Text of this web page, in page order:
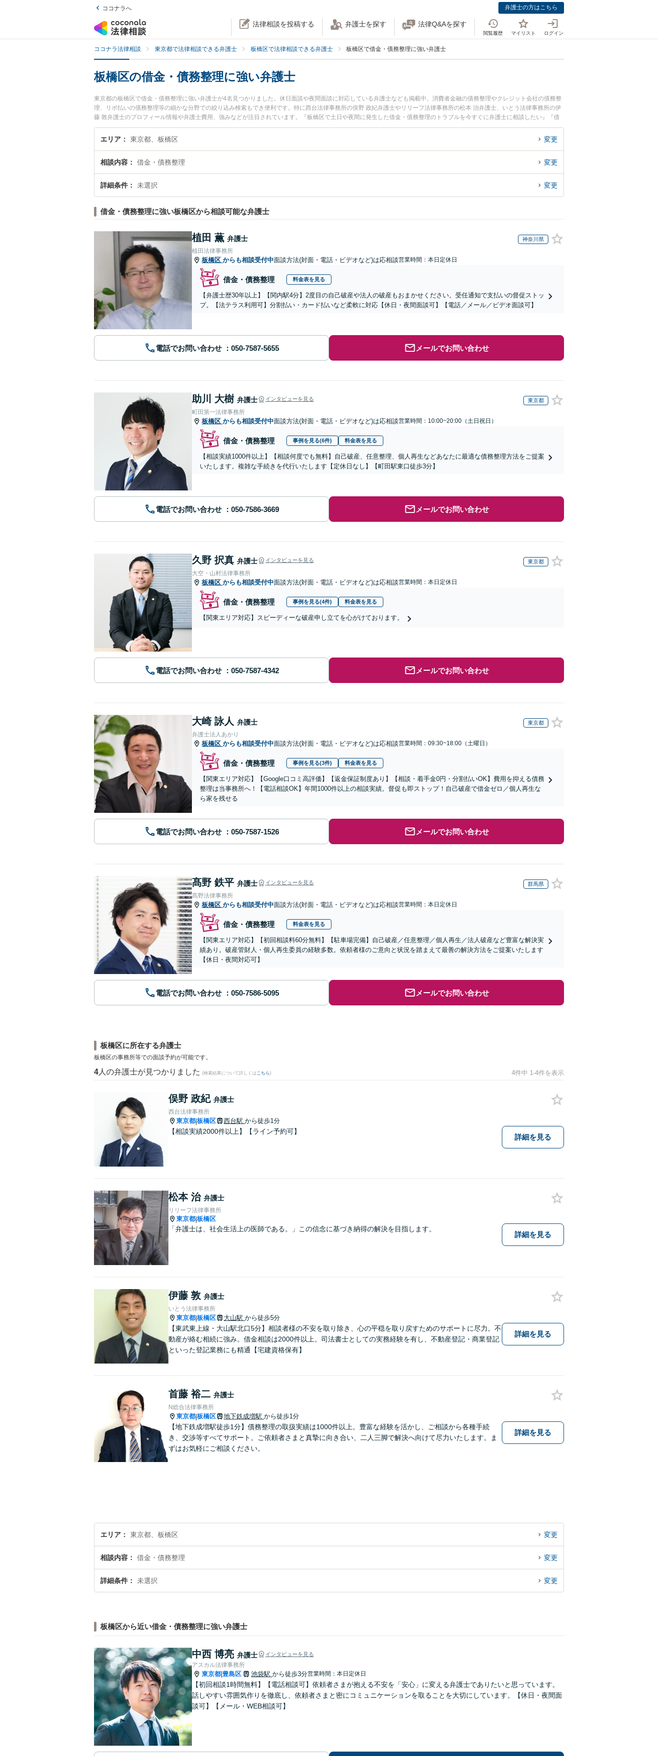
ココナラへ 弁護士の方はこちら
法律相談を投稿する 弁護士を探す 法律Q&Aを探す
閲覧履歴 マイリスト ログイン
ココナラ法律相談 東京都で法律相談できる弁護士 板橋区で法律相談できる弁護士 板橋区で借金・債務整理に強い弁護士
板橋区の借金・債務整理に強い弁護士
東京都の板橋区で借金・債務整理に強い弁護士が4名見つかりました。休日面談や夜間面談に対応している弁護士なども掲載中。消費者金融の債務整理やクレジット会社の債務整
理、リボ払いの債務整理等の細かな分野での絞り込み検索もでき便利です。特に西台法律事務所の俣野 政紀弁護士やリリーフ法律事務所の松本 治弁護士、いとう法律事務所の伊
藤 敦弁護士のプロフィール情報や弁護士費用、強みなどが注目されています。『板橋区で土日や夜間に発生した借金・債務整理のトラブルを今すぐに弁護士に相談したい』『借
金・債務整理のトラブル解決の実績豊富な近くの弁護士を検索したい』『初回相談無料で借金・債務整理を法律相談できる板橋区内の弁護士に相談予約したい』などでお困りの相
談者さんにおすすめです。
エリア 東京都、板橋区 変更
相談内容 借金・債務整理 変更
詳細条件 未選択 変更
借金・債務整理に強い板橋区から相談可能な弁護士
植田 薫 弁護士 神奈川県
植田法律事務所
板橋区 からも相談受付中面談方法(対面・電話・ビデオなど)は応相談営業時間：本日定休日
借金・債務整理 料金表を見る
【弁護士歴30年以上】【関内駅4分】2度目の自己破産や法人の破産もおまかせください。受任通知で支払いの督促ストッ
プ。【法テラス利用可】分割払い・カード払いなど柔軟に対応【休日・夜間面談可】【電話／メール／ビデオ面談可】
電話でお問い合わせ メールでお問い合わせ
助川 大樹 弁護士 インタビューを見る 東京都
町田第一法律事務所
板橋区 からも相談受付中面談方法(対面・電話・ビデオなど)は応相談営業時間：10:00~20:00（土日祝日）
借金・債務整理 事例を見る(6件) 料金表を見る
【相談実績1000件以上】【相談何度でも無料】自己破産、任意整理、個人再生などあなたに最適な債務整理方法をご提案
いたします。複雑な手続きを代行いたします【定休日なし】【町田駅東口徒歩3分】
電話でお問い合わせ メールでお問い合わせ
久野 択真 弁護士 インタビューを見る 東京都
大空・山村法律事務所
板橋区 からも相談受付中面談方法(対面・電話・ビデオなど)は応相談営業時間：本日定休日
借金・債務整理 事例を見る(4件) 料金表を見る
【関東エリア対応】スピーディーな破産申し立てを心がけております。
電話でお問い合わせ メールでお問い合わせ
大崎 詠人 弁護士 東京都
弁護士法人あかり
板橋区 からも相談受付中面談方法(対面・電話・ビデオなど)は応相談営業時間：09:30~18:00（土曜日）
借金・債務整理 事例を見る(3件) 料金表を見る
【関東エリア対応】【Google口コミ高評価】【返金保証制度あり】【相談・着手金0円・分割払いOK】費用を抑える債務
整理は当事務所へ！【電話相談OK】年間1000件以上の相談実績。督促も即ストップ！自己破産で借金ゼロ／個人再生な
ら家を残せる
電話でお問い合わせ メールでお問い合わせ
髙野 鉄平 弁護士 インタビューを見る 群馬県
髙野法律事務所
板橋区 からも相談受付中面談方法(対面・電話・ビデオなど)は応相談営業時間：本日定休日
借金・債務整理 料金表を見る
【関東エリア対応】【初回相談料60分無料】【駐車場完備】自己破産／任意整理／個人再生／法人破産など豊富な解決実
績あり。破産管財人・個人再生委員の経験多数。依頼者様のご意向と状況を踏まえて最善の解決方法をご提案いたします
【休日・夜間対応可】
電話でお問い合わせ メールでお問い合わせ
板橋区に所在する弁護士
板橋区の事務所等での面談予約が可能です。
4 人の弁護士が見つかりました (検索結果について詳しくは こちら) 4件中 1-4件を表示
俣野 政紀 弁護士
西台法律事務所
東京都|板橋区 西台駅 から徒歩1分
【相談実績2000件以上】【ライン予約可】
詳細を見る
松本 治 弁護士
リリーフ法律事務所
東京都|板橋区
「弁護士は、社会生活上の医師である。」この信念に基づき納得の解決を目指します。
詳細を見る
伊藤 敦 弁護士
いとう法律事務所
東京都|板橋区 大山駅 から徒歩5分
【東武東上線・大山駅北口5分】相談者様の不安を取り除き、心の平穏を取り戻すためのサポートに尽力。不
動産が絡む相続に強み。借金相談は2000件以上。司法書士としての実務経験を有し、不動産登記・商業登記
といった登記業務にも精通【宅建資格保有】
詳細を見る
首藤 裕二 弁護士
N総合法律事務所
東京都|板橋区 地下鉄成増駅 から徒歩1分
【地下鉄成増駅徒歩1分】債務整理の取扱実績は1000件以上。豊富な経験を活かし、ご相談から各種手続
き、交渉等すべてサポート。ご依頼者さまと真摯に向き合い、二人三脚で解決へ向けて尽力いたします。ま
ずはお気軽にご相談ください。
詳細を見る
エリア 東京都、板橋区 変更
相談内容 借金・債務整理 変更
詳細条件 未選択 変更
板橋区から近い借金・債務整理に強い弁護士
中西 博亮 弁護士 インタビューを見る
アスカル法律事務所
東京都 豊島区 池袋駅 から徒歩3分営業時間：本日定休日
【初回相談1時間無料】【電話相談可】依頼者さまが抱える不安を「安心」に変える弁護士でありたいと思っています。
話しやすい雰囲気作りを徹底し、依頼者さまと密にコミュニケーションを取ることを大切にしています。【休日・夜間面
談可】【メール・WEB相談可】